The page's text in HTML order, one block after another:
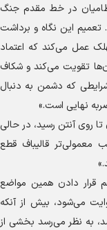
در خط مقدم جنگ
تعمیم این نگاه و برداشت
عمل می‌کند که اعتماد
تقویت می‌کند و شکاف
که دشمن به دنبال
نهایی است.»
روی آنتن رسید، در حالی
معمولی‌تر قالیباف قطع
قرار دادن همین مواضع
می‌شود، بیش از آنکه
به نظر می‌رسد بخشی از